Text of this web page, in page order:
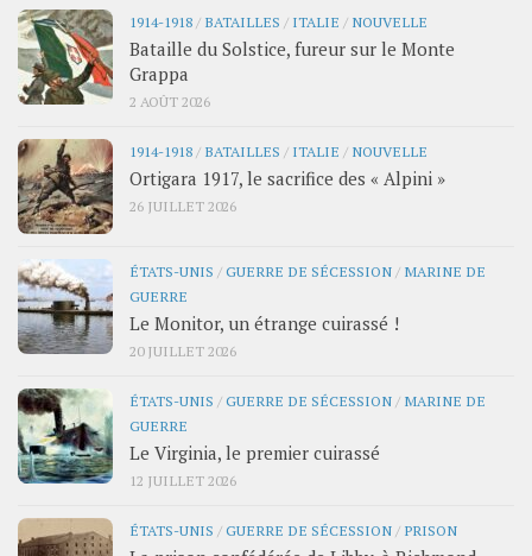
1914-1918 / BATAILLES / ITALIE / NOUVELLE
Bataille du Solstice, fureur sur le Monte
Grappa
2 AOÛT 2026
1914-1918 / BATAILLES / ITALIE / NOUVELLE
Ortigara 1917, le sacrifice des « Alpini »
26 JUILLET 2026
ÉTATS-UNIS /GUERRE DE SÉCESSION / MARINE DE
GUERRE
Le Monitor, un étrange cuirassé !
20 JUILLET 2026
ÉTATS-UNIS /GUERRE DE SÉCESSION / MARINE DE
GUERRE
Le Virginia, le premier cuirassé
12 JUILLET 2026
ÉTATS-UNIS /GUERRE DE SÉCESSION / PRISON